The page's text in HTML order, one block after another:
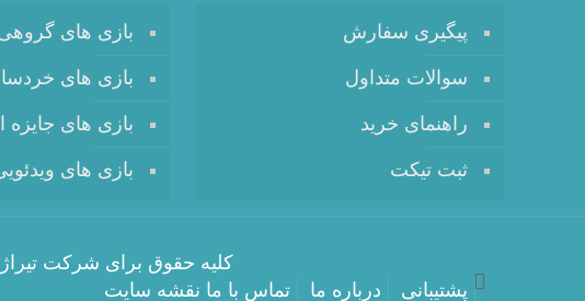
پیگیری سفارش
سوالات متداول
راهنمای خرید
ثبت تیکت
بازی های
بازی های
بازی های جایزه
بازی های
کلیه حقوق برای شرکت تیراژه
پشتیبانی
درباره ما تماس با ما نقشه سایت